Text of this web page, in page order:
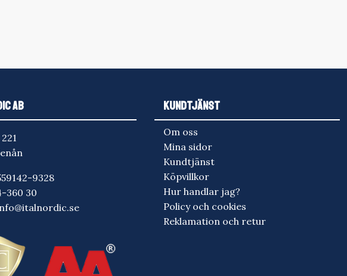
AB
9328
360 30
KUNDTJÄNST
Om oss
Mina sidor
Kundtjänst
Köpvillkor
Hur handlar jag?
Policy och cookies
Reklamation och retur